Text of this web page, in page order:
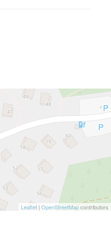
Leaflet | OpenStreetMapcontributors